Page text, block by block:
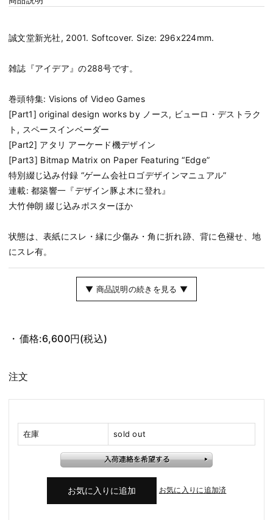
誠文堂新光社, 2001. Softcover. Size: 296x224mm.
雑誌『アイデア』の288号です。
巻頭特集: Visions of Video Games
[Part1] original design works by ノース, ビューロ・デストラク
ト, スペースインベーダー
[Part2] アタリ アーケード機デザイン
[Part3] Bitmap Matrix on Paper Featuring “Edge”
特別綴じ込み付録 “ゲーム会社ロゴデザインマニュアル”
連載: 都築響一『デザイン豚よ木に登れ』
大竹伸朗 綴じ込みポスターほか
状態は、表紙にスレ・縁に少傷み・角に折れ跡、背に色褪せ、地
にスレ有。
▼ 商品説明の続きを見る ▼
価格:6,600円(税込)
注文
在庫 sold out
お気に入りに追加済